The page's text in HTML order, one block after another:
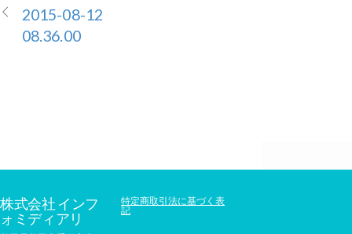
2015-08-12
08.36.00
株式会社 インフ
ォミディアリ
特定商取引法に基づく表
記